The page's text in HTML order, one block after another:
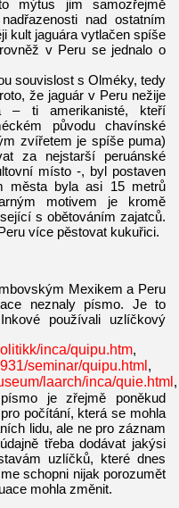
mýtus jim samozřejmě
nad ostatním
kult jaguára vytlačen spíše
v Peru se jednalo o
souvislost s Olméky, tedy
že jaguár v Peru nežije
– ti amerikanisté, kteří
původu chavínské
zvířetem je spíše puma)
za nejstarší peruánské
místo -, byl postaven
města byla asi 15 metrů
motivem je kromě
s obětováním zajatců.
více pěstovat kukuřici.
Mexikem a Peru
neznaly písmo. Je to
používali uzlíčkový
inca/quipu.htm,
seminar/quipu.html ,
laarch/inca/quie.html ,
je zřejmě poněkud
počítání, která se mohla
lidu, ale ne pro záznam
třeba dodávat jakýsi
uzlíčků, které dnes
schopni nijak porozumět
mohla změnit.